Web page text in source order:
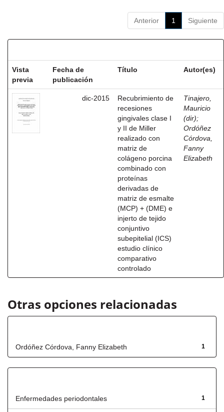
Anterior 1 Siguiente
Vista
previa
Fecha de
publicación
Título Autor(es)
dic-2015
Recubrimiento de
recesiones
gingivales clase I
y II de Miller
realizado con
matriz de
colágeno porcina
combinado con
proteínas
derivadas de
matriz de esmalte
(MCP) + (DME) e
injerto de tejido
conjuntivo
subepitelial (ICS)
estudio clínico
comparativo
controlado
Tinajero,
Mauricio
(dir);
Ordóñez
Córdova,
Fanny
Elizabeth
Otras opciones relacionadas
1
Ordóñez Córdova, Fanny Elizabeth
1
Enfermedades periodontales